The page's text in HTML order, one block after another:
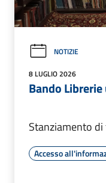
NOTIZIE
8 LUGLIO 2026
Bando
Stanziamento
Accesso